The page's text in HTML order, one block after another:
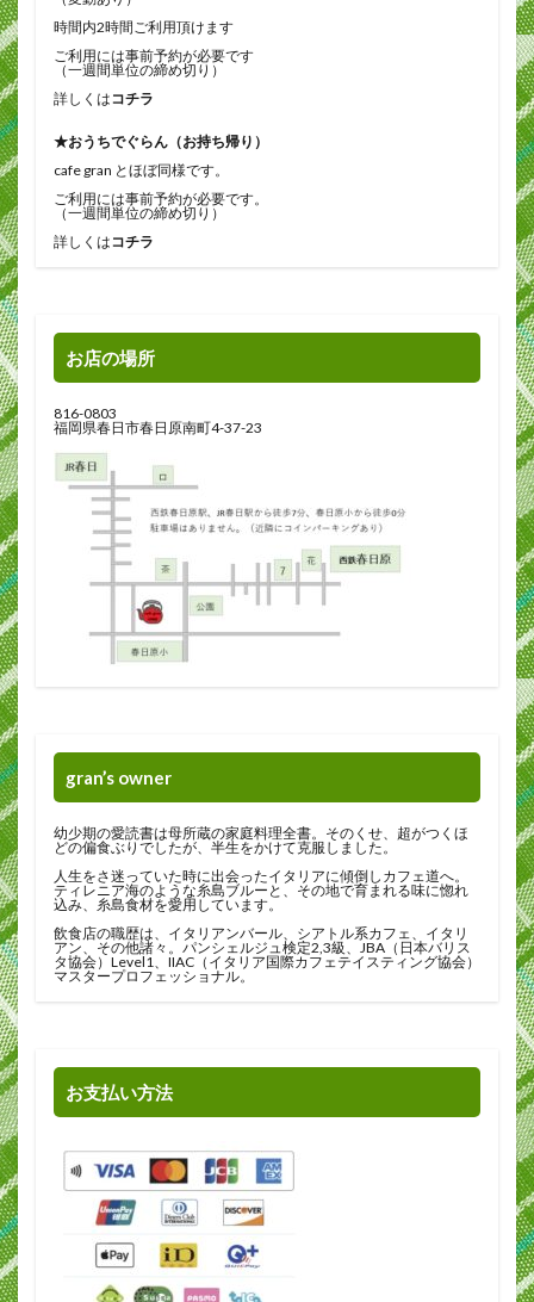
時間内2時間ご利用頂けます
ご利用には事前予約が必要です
（一週間単位の締め切り）
詳しくはコチラ
★おうちでぐらん（お持ち帰り）
cafe gran とほぼ同様です。
ご利用には事前予約が必要です。
（一週間単位の締め切り）
詳しくはコチラ
お店の場所
816-0803
福岡県春日市春日原南町4-37-23
gran’s owner
幼少期の愛読書は母所蔵の家庭料理全書。そのくせ、超がつくほ
どの偏食ぶりでしたが、半生をかけて克服しました。
人生をさ迷っていた時に出会ったイタリアに傾倒しカフェ道へ。
ティレニア海のような糸島ブルーと、その地で育まれる味に惚れ
込み、糸島食材を愛用しています。
飲食店の職歴は、イタリアンバール、シアトル系カフェ、イタリ
アン、その他諸々。パンシェルジュ検定2,3級、JBA（日本バリス
タ協会）Level1、IIAC（イタリア国際カフェテイスティング協会）
マスタープロフェッショナル。
お支払い方法